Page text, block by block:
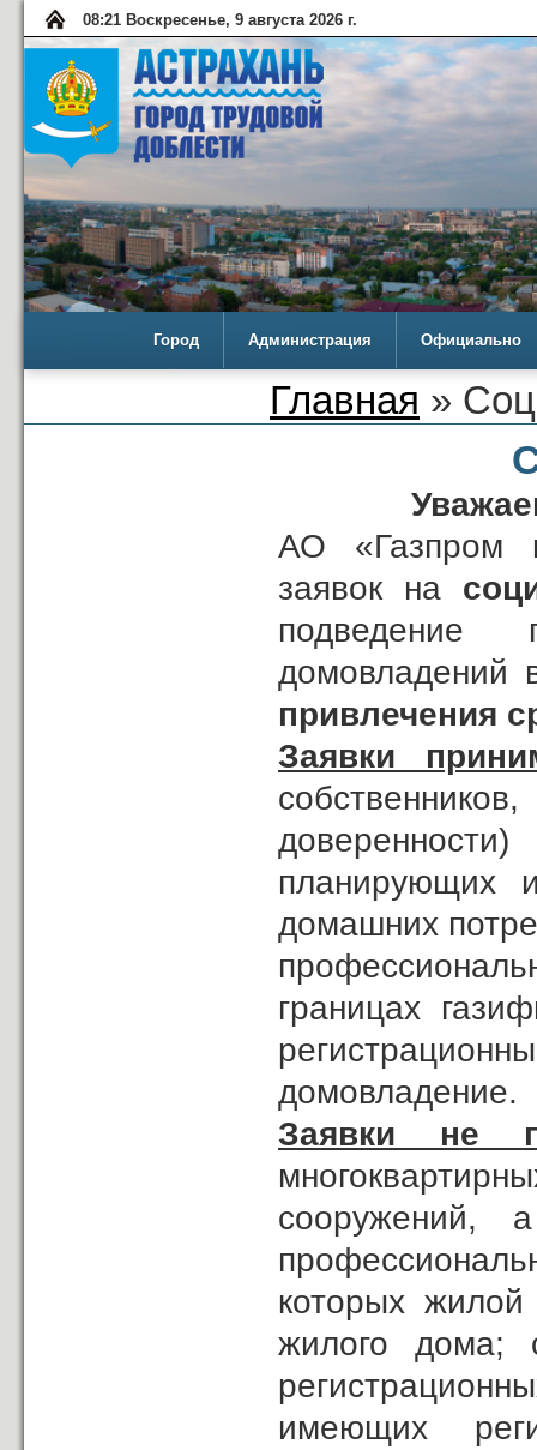
08:21 Воскресенье, 9 августа 2026 г.
Город Администрация Официально
Главная »
АО «Газпром
заявок на
подведение
домовладений
привлечения
Заявки
планирующих
домашних
границах
домовладение.
Заявки не
сооружений,
которых жилой
жилого дома;
имеющих